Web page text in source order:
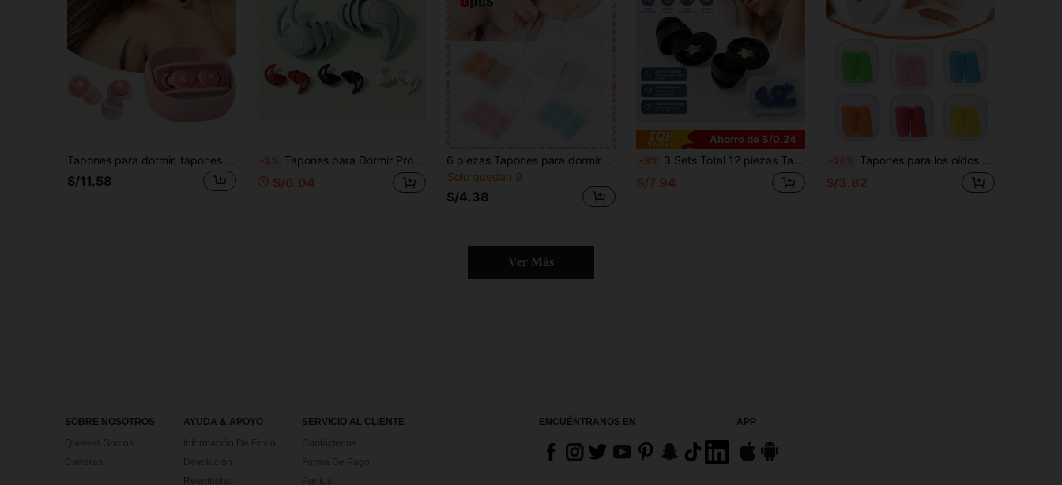
Tapones para dormir, tapones para los oídos a prueba de ruido, tapones para los oídos de aislamiento acústico, tapones para los oídos de espuma para dormitorio y estudio, tapones para los oídos de reducción de ruido silenciosos
S/11.58
-2% Tapones para Dormir Profesionales Premium con Cancelación de Ruido, Reutilizables, Tapones de Silicona Ultra Suave con Cancelación de Ruido, Unisex, Adecuados para Estudio, Viaje, Natación, Diseño Ergonómico de Cuerno de Rinoceronte, Tapones de Alta Fidelidad Cómodos para Dormir de Lado
S/6.04
6 piezas Tapones para dormir de silicona reutilizables, tapones suaves para cancelar el ruido, tapones ergonómicos a prueba de sonido para dormir, adecuados para dormir, viajar, siestas, estudiar, diseño de aislamiento de ruido ultra fuerte, anti ronquidos, inalámbricos, cómodos, suaves, lavables e hipoalergénicos
Solo quedan 9
S/4.38
Ahorro de S/0.24
-3% 3 Sets Total 12 piezas Tapones de oídos de silicona reutilizables con caja de almacenamiento; Tapones de oídos suaves y cómodos para dormir, reducción de ruido, tapones de oídos que bloquean el sonido, tapones de oídos para ayudar a dormir, tapones de oídos para sueño profundo, tapones de oídos para aliviar el insomnio, tapones de oídos anti-ronquidos, tapones de oídos para dormir de lado, tapones de oídos que bloquean los ronquidos; Tapones de oídos para viajar, dormir en avión, tapones de oídos que bloquean el sonido en la oficina, tapones de oídos para reducir el ruido al estudiar y concentrarse; Opción de regalo para Pascua, Día de la Madre, Día del Padre, esencial para volver a la escuela
S/7.94
-20% Tapones para los oídos coloridos - 5 colores, tapones de silicona, tapones para cancelar el ruido, diseñados para dormir, excelente aislamiento acústico, reducción de ruido y función de sueño, tapones para cancelar el ruido de rebote lento, tapones de silicona suave impermeables, tapones portátiles y duraderos, tapones impermeables para nadar, reducción de ruido ultra fuerte, tapones para dormir, siesta en la oficina, tapones para cancelar el ruido del sueño, suministros para siesta, suministros de viaje, artículos esenciales de viaje. 10/2 piezas
S/3.82
Ver Más
SOBRE NOSOTROS
Quienes Somos
Carreras
AYUDA & APOYO
Información De Envío
Devolución
Reembolso
SERVICIO AL CLIENTE
Contáctenos
Forma De Pago
Puntos
ENCUÉNTRANOS EN APP